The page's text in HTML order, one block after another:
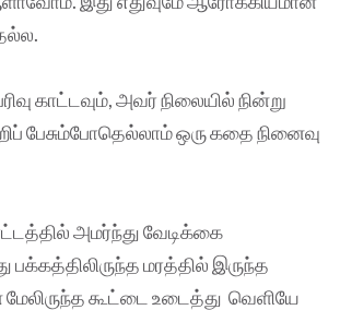
காட்டவும், அவர் நிலையில் நின்று
பேசும்போதெல்லாம் ஒரு கதை நினைவு
அமர்ந்து வேடிக்கை
பக்கத்திலிருந்த மரத்தில் இருந்த
மேலிருந்த கூட்டை உடைத்து வெளியே